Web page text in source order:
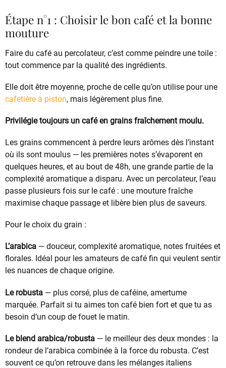
Étape n°1 : Choisir le bon café et la bonne
mouture
Faire du café au percolateur, c’est comme peindre une toile :
tout commence par la qualité des ingrédients.
Elle doit être moyenne, proche de celle qu’on utilise pour une
cafetière à piston, mais légèrement plus fine.
Privilégie toujours un café en grains fraîchement moulu.
Les grains commencent à perdre leurs arômes dès l’instant
où ils sont moulus — les premières notes s’évaporent en
quelques heures, et au bout de 48h, une grande partie de la
complexité aromatique a disparu. Avec un percolateur, l’eau
passe plusieurs fois sur le café : une mouture fraîche
maximise chaque passage et libère bien plus de saveurs.
Pour le choix du grain :
L’arabica — douceur, complexité aromatique, notes fruitées et
florales. Idéal pour les amateurs de café fin qui veulent sentir
les nuances de chaque origine.
Le robusta — plus corsé, plus de caféine, amertume
marquée. Parfait si tu aimes ton café bien fort et que tu as
besoin d’un coup de fouet le matin.
Le blend arabica/robusta — le meilleur des deux mondes : la
rondeur de l’arabica combinée à la force du robusta. C’est
souvent ce qu’on retrouve dans les mélanges italiens